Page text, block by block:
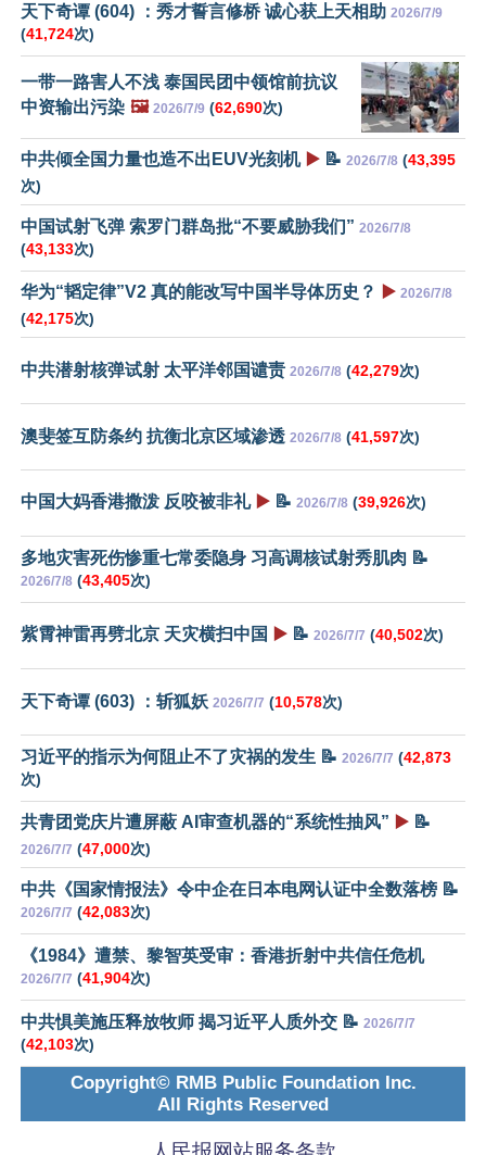
天下奇谭 (604) ：秀才誓言修桥 诚心获上天相助 2026/7/9
(41,724次)
一带一路害人不浅 泰国民团中领馆前抗议
中资输出污染 🖼️ 2026/7/9 (62,690次)
中共倾全国力量也造不出EUV光刻机 ▶️ 📝 2026/7/8 (43,395
次)
中国试射飞弹 索罗门群岛批“不要威胁我们” 2026/7/8
(43,133次)
华为“韬定律”V2 真的能改写中国半导体历史？ ▶️ 2026/7/8
(42,175次)
中共潜射核弹试射 太平洋邻国谴责 2026/7/8 (42,279次)
澳斐签互防条约 抗衡北京区域渗透 2026/7/8 (41,597次)
中国大妈香港撒泼 反咬被非礼 ▶️ 📝 2026/7/8 (39,926次)
多地灾害死伤惨重七常委隐身 习高调核试射秀肌肉 📝
2026/7/8 (43,405次)
紫霄神雷再劈北京 天灾横扫中国 ▶️ 📝 2026/7/7 (40,502次)
天下奇谭 (603) ：斩狐妖 2026/7/7 (10,578次)
习近平的指示为何阻止不了灾祸的发生 📝 2026/7/7 (42,873
次)
共青团党庆片遭屏蔽 AI审查机器的“系统性抽风” ▶️ 📝
2026/7/7 (47,000次)
中共《国家情报法》令中企在日本电网认证中全数落榜 📝
2026/7/7 (42,083次)
《1984》遭禁、黎智英受审：香港折射中共信任危机
2026/7/7 (41,904次)
中共惧美施压释放牧师 揭习近平人质外交 📝 2026/7/7
(42,103次)
Copyright© RMB Public Foundation Inc.
All Rights Reserved